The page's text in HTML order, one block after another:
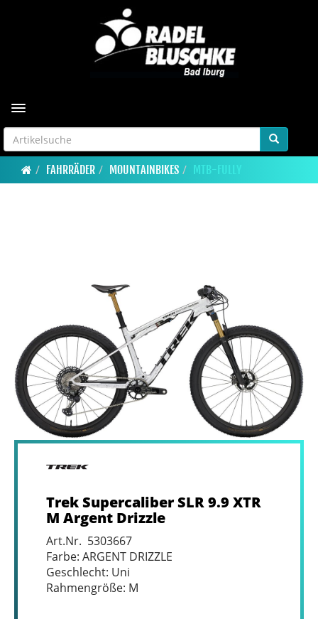
Toggle navigation
FAHRRÄDER MOUNTAINBIKES MTB-FULLY
Trek Supercaliber SLR 9.9 XTR
M Argent Drizzle
Art.Nr. 5303667
Farbe: ARGENT DRIZZLE
Geschlecht: Uni
Rahmengröße: M